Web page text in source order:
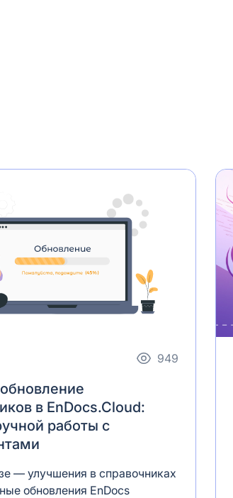
949
в EnDocs.Cloud:
работы с
— улучшения в справочниках
обновления EnDocs